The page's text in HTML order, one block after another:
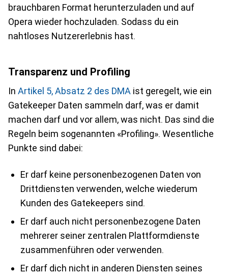
brauchbaren Format herunterzuladen und auf
Opera wieder hochzuladen. Sodass du ein
nahtloses Nutzererlebnis hast.
Transparenz und Profiling
In Artikel 5, Absatz 2 des DMA ist geregelt, wie ein
Gatekeeper Daten sammeln darf, was er damit
machen darf und vor allem, was nicht. Das sind die
Regeln beim sogenannten «Profiling». Wesentliche
Punkte sind dabei:
Er darf keine personenbezogenen Daten von
Drittdiensten verwenden, welche wiederum
Kunden des Gatekeepers sind.
Er darf auch nicht personenbezogene Daten
mehrerer seiner zentralen Plattformdienste
zusammenführen oder verwenden.
Er darf dich nicht in anderen Diensten seines